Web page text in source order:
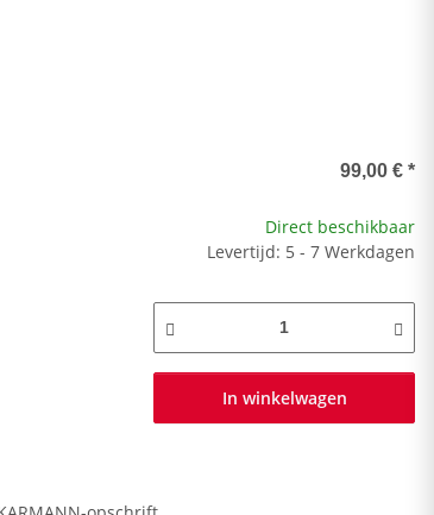
99,00 € *
Direct beschikbaar
Levertijd: 5 - 7 Werkdagen
In winkelwagen